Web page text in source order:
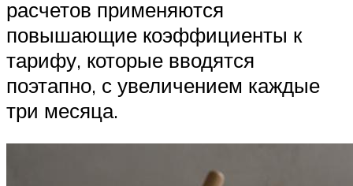
расчетов применяются
повышающие коэффициенты к
тарифу, которые вводятся
поэтапно, с увеличением каждые
три месяца.